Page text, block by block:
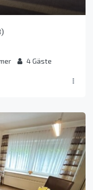
4Gäste